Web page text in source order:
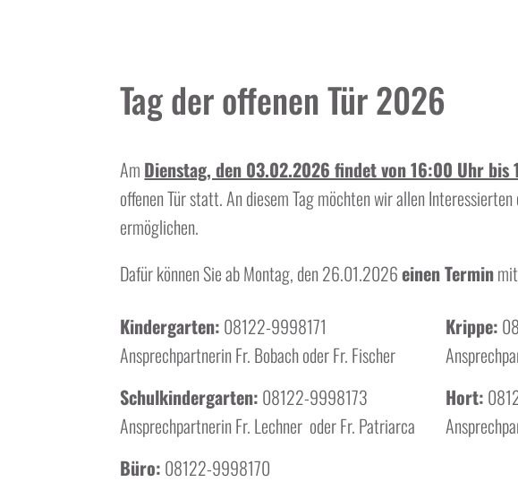
Tag der offenen Tür 2026
Am Dienstag, den 03.02.2026 findet von 16:00 Uhr bis
offenen Tür statt. An diesem Tag möchten wir allen
ermöglichen.
Dafür können Sie ab Montag, den 26.01.2026einen Termin
Kindergarten: 08122-9998171
Ansprechpartnerin Fr. Bobach oder Fr. Fischer
Schulkindergarten: 08122-9998173
Ansprechpartnerin Fr. Lechner oder Fr. Patriarca
Büro: 08122-9998170
Krippe:
Hort: